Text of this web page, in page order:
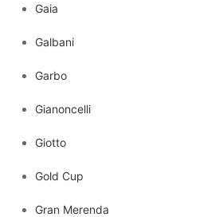
Gaia
Galbani
Garbo
Gianoncelli
Giotto
Gold Cup
Gran Merenda